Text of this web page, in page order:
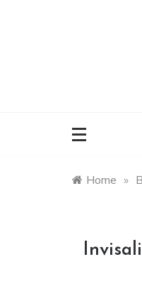
Home »